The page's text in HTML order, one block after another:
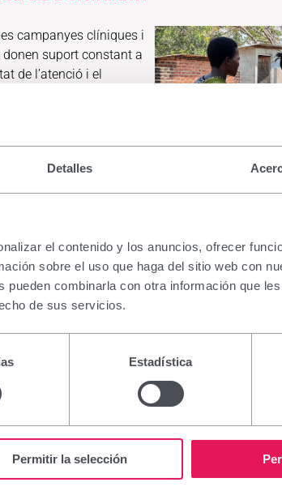
Detalles
el contenido y los anuncios, ofrecer
sobre el uso que haga del sitio web con
combinarla con otra información que
de sus servicios.
Estadística
Permitir la selección
campanyes clíniques i
suport constant a
de l’atenció i el
km² i alberga una
reclusos. A l'octubre del
presentaven diagnòstic
oral, un
de tractament tòpic. A
encara estan sent
amb tota la
i la capacitació del personal local
els nous ingressos a la presó com els
per oferir suport i fer millorar la